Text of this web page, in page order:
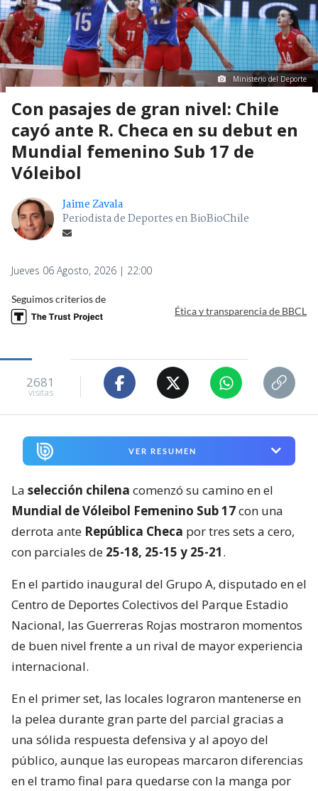
Ministerio del Deporte
Con pasajes de gran nivel: Chile
cayó ante R. Checa en su debut en
Mundial femenino Sub 17 de
Vóleibol
Jaime Zavala
Periodista de Deportes en BioBioChile
Jueves 06 Agosto, 2026 | 22:00
Seguimos criterios de
Ética y transparencia de BBCL
2681
visitas
VER RESUMEN
La selección chilena comenzó su camino en el
Mundial de Vóleibol Femenino Sub 17con una
derrota ante República Checa por tres sets a cero,
con parciales de 25-18, 25-15 y 25-21.
En el partido inaugural del Grupo A, disputado en el
Centro de Deportes Colectivos del Parque Estadio
Nacional, las Guerreras Rojas mostraron momentos
de buen nivel frente a un rival de mayor experiencia
internacional.
En el primer set, las locales lograron mantenerse en
la pelea durante gran parte del parcial gracias a
una sólida respuesta defensiva y al apoyo del
público, aunque las europeas marcaron diferencias
en el tramo final para quedarse con la manga por